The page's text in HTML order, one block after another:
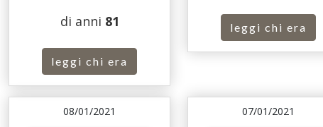
di anni 81
leggi chi era
leggi chi era
08/01/2021 07/01/2021